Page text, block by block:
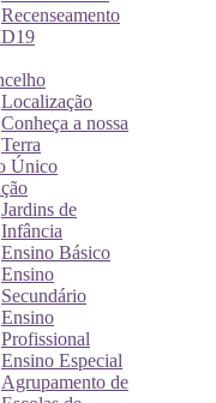
Recenseamento
Localização
Conheça a nossa
Terra
Único
Jardins de
Infância
Ensino Básico
Ensino
Secundário
Ensino
Profissional
Ensino Especial
Agrupamento de